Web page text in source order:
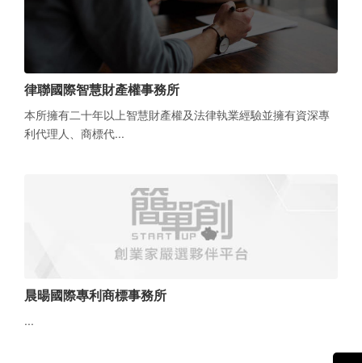
律聯國際智慧財產權事務所
本所擁有二十年以上智慧財產權及法律執業經驗並擁有資深專
利代理人、商標代...
晨暘國際專利商標事務所
...